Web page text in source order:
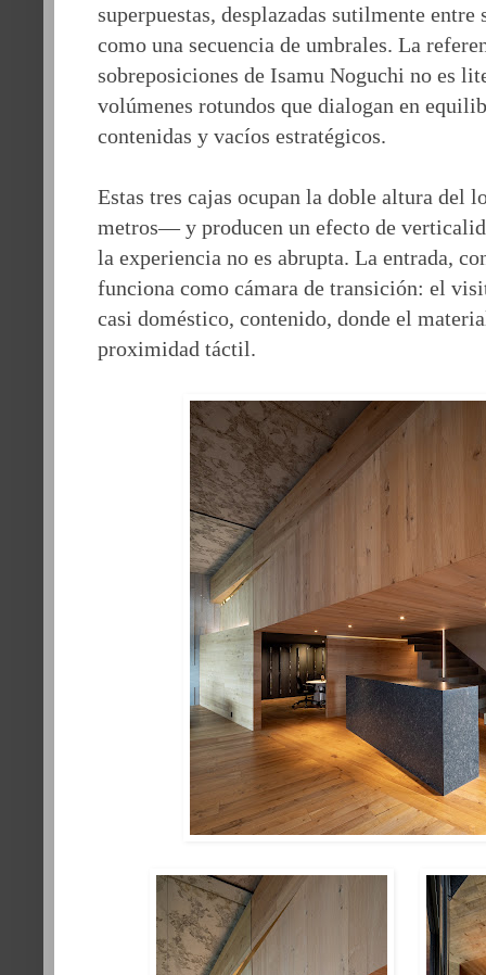
superpuestas, desplazadas sutilmente
como una secuencia de umbrales. La
sobreposiciones de Isamu Noguchi no es
volúmenes rotundos que dialogan en
contenidas y vacíos estratégicos.
Estas tres cajas ocupan la doble altura del
metros— y producen un efecto de
la experiencia no es abrupta. La entrada,
funciona como cámara de transición: el
casi doméstico, contenido, donde el
proximidad táctil.